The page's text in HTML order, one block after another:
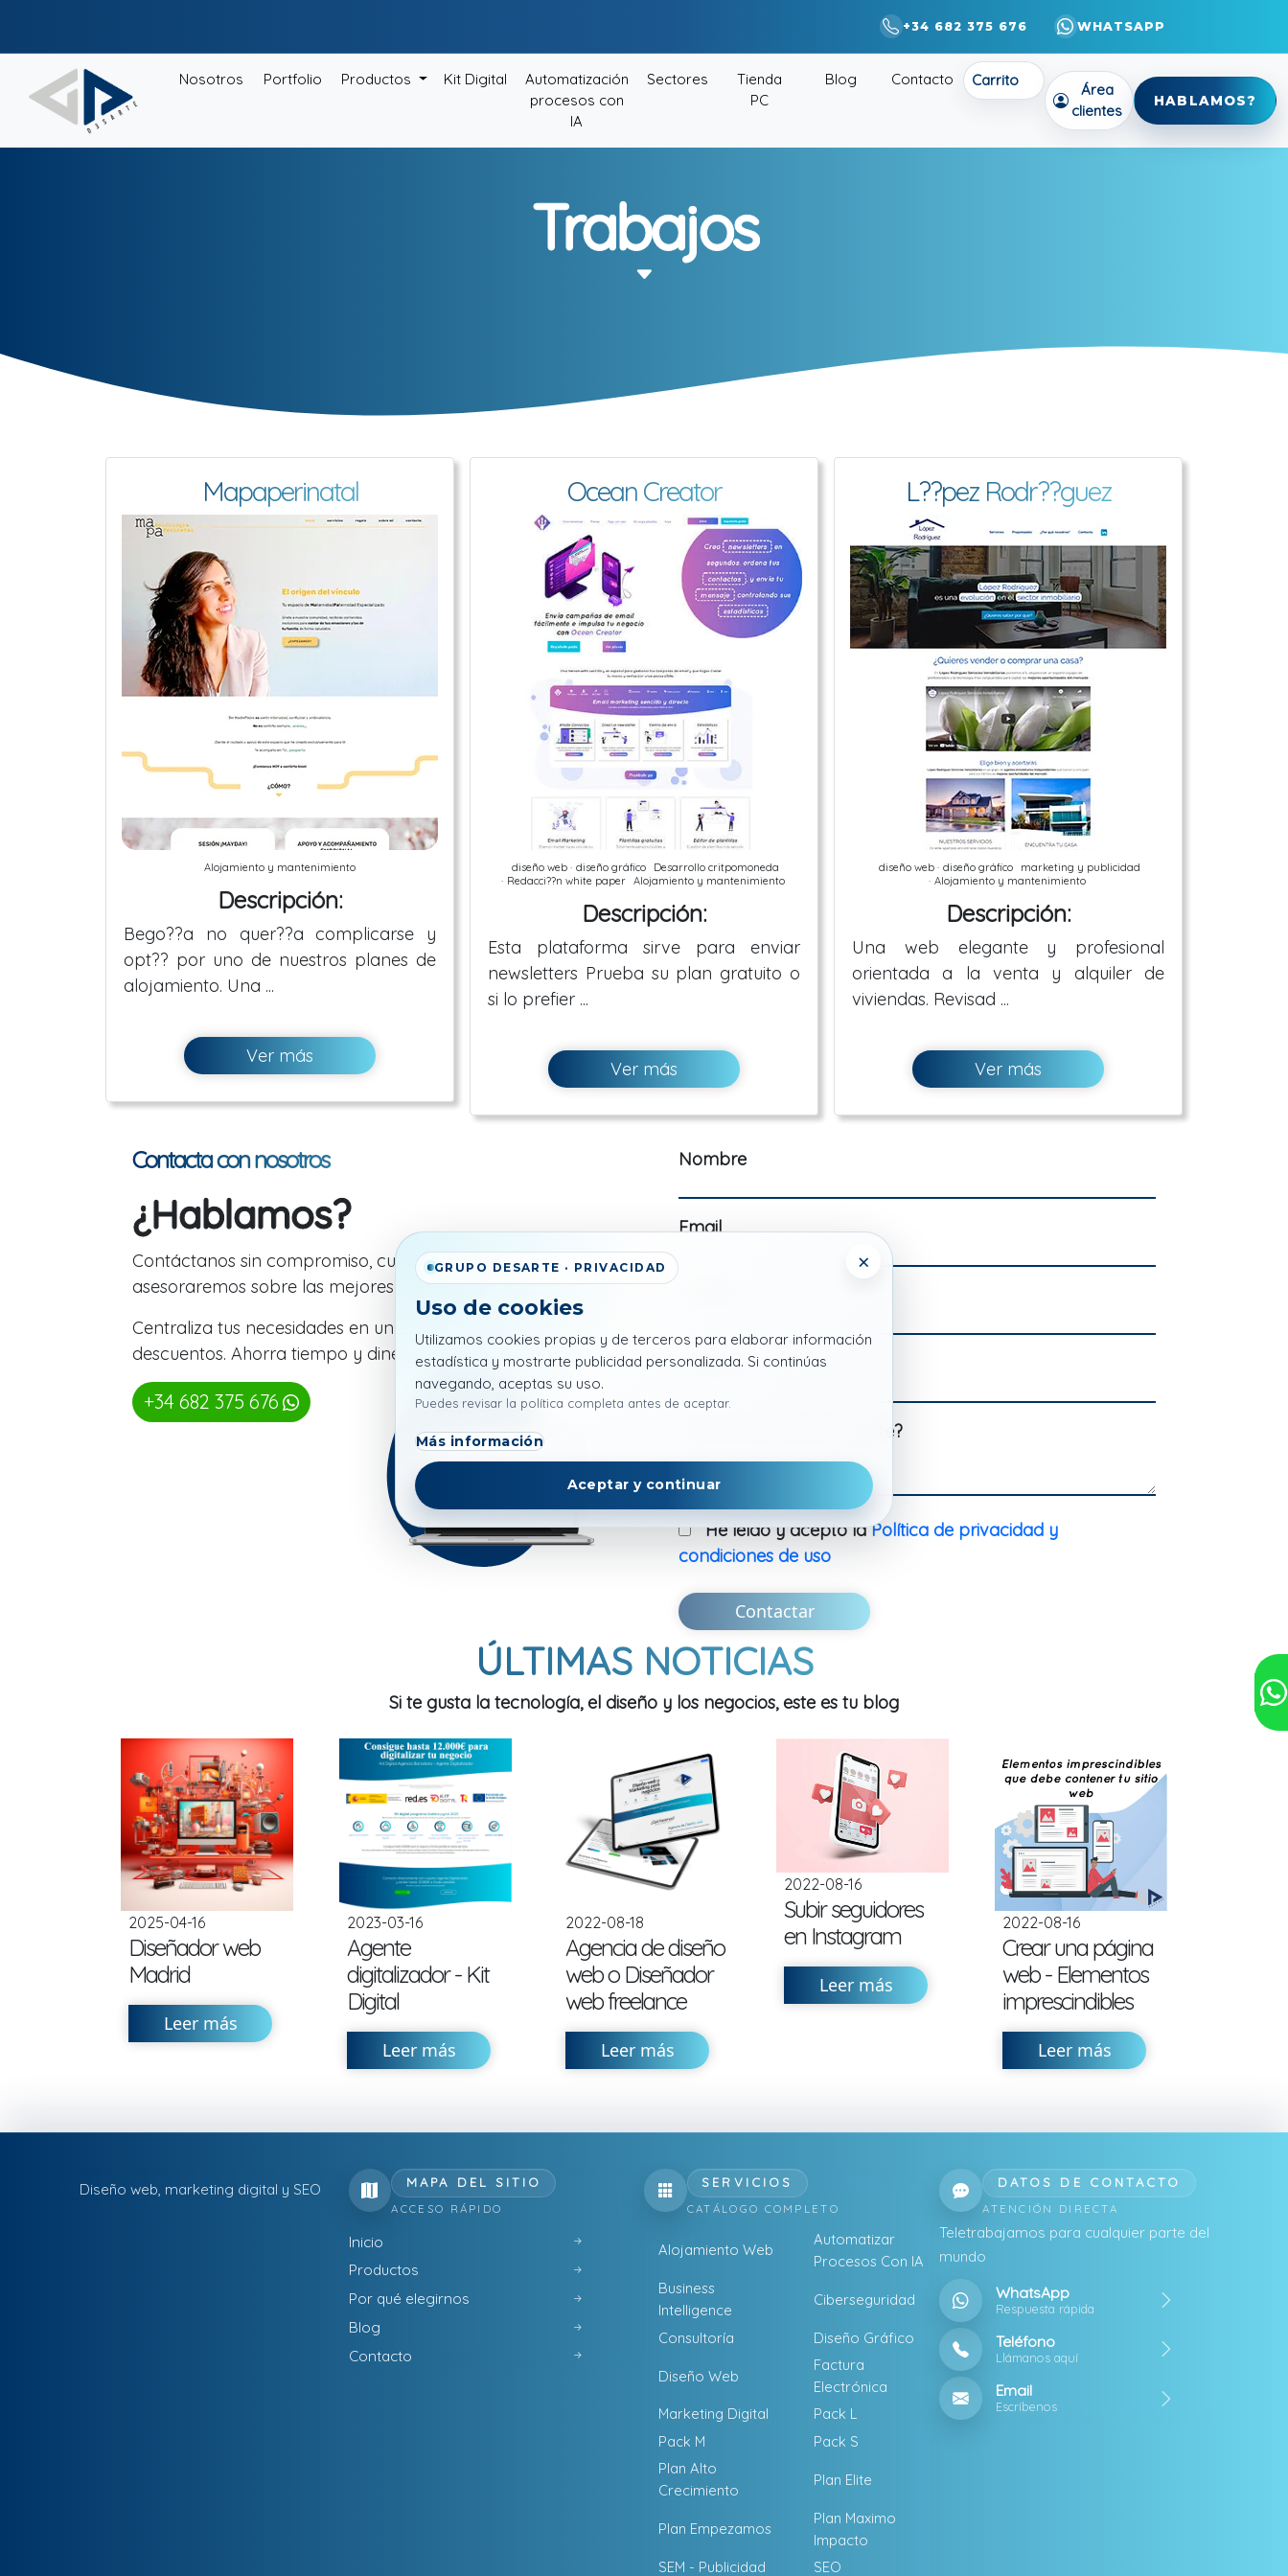
+34 682 375 676 WHATSAPP
Nosotros Portfolio Productos Kit Digital
Automatización
procesos con
IA
Sectores
Tienda
PC
Blog Contacto Carrito
Área
clientes
HABLAMOS?
×
GRUPO DESARTE · PRIVACIDAD
Uso de cookies
Utilizamos cookies propias y de terceros para elaborar información
estadística y mostrarte publicidad personalizada. Si continúas
navegando, aceptas su uso.
Puedes revisar la política completa antes de aceptar.
Más información
Aceptar y continuar
Trabajos
Mapaperinatal
Alojamiento y mantenimiento
Descripción:
Bego??a no quer??a complicarse y
opt?? por uno de nuestros planes de
alojamiento. Una ...
Ver más
Ocean Creator
diseño web · diseño gráfico
Desarrollo critpomoneda
· Redacci??n white paper Alojamiento y mantenimiento
Descripción:
Esta plataforma sirve para enviar
newsletters Prueba su plan gratuito o
si lo prefier ...
Ver más
L??pez Rodr??guez
diseño web · diseño gráfico
marketing y publicidad
· Alojamiento y mantenimiento
Descripción:
Una web elegante y profesional
orientada a la venta y alquiler de
viviendas. Revisad ...
Ver más
Contacta con nosotros
¿Hablamos?
Contáctanos sin compromiso, cuéntanos tu proyecto y te
asesoraremos sobre las mejores soluciones digitales.
Centraliza tus necesidades en un equipo experto y obtén
descuentos. Ahorra tiempo y dinero
+34 682 375 676
Nombre
Email
Empresa
¿Cómo podemos ayudarte?
He leído y acepto la Política de privacidad y
condiciones de uso
Contactar
ÚLTIMAS NOTICIAS
Si te gusta la tecnología, el diseño y los negocios, este es tu blog
2025-04-16
Diseñador web
Madrid
Leer más
2023-03-16
Agente
digitalizador - Kit
Digital
Leer más
2022-08-18
Agencia de diseño
web o Diseñador
web freelance
Leer más
2022-08-16
Subir seguidores
en Instagram
Leer más
2022-08-16
Crear una página
web - Elementos
imprescindibles
Leer más
Diseño web, marketing digital y SEO MAPA DEL SITIO
ACCESO RÁPIDO
Inicio
Productos
Por qué elegirnos
Blog
Contacto
SERVICIOS
CATÁLOGO COMPLETO
Alojamiento Web
Automatizar
Procesos Con IA
Business
Intelligence
Ciberseguridad
Consultoría Diseño Gráfico
Diseño Web
Factura
Electrónica
Marketing Digital
Pack L
Pack M
Pack S
Plan Alto
Crecimiento
Plan Elite
Plan Empezamos
Plan Maximo
Impacto
SEM - Publicidad
SEO
DATOS DE CONTACTO
ATENCIÓN DIRECTA
Teletrabajamos para cualquier parte del
mundo
WhatsApp
Respuesta rápida
Teléfono
Llámanos aquí
Email
Escríbenos